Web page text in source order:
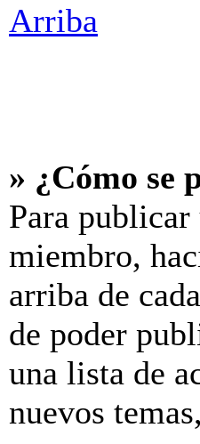
Arriba
» ¿Cómo se
Para
miembro,
arriba de
de poder
una lista de
nuevos